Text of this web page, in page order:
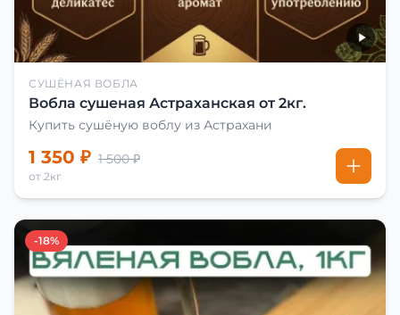
СУШЁНАЯ ВОБЛА
Вобла сушеная Астраханская от 2кг.
Купить сушёную воблу из Астрахани
1 350 ₽ 1 500 ₽
от 2кг
-18%